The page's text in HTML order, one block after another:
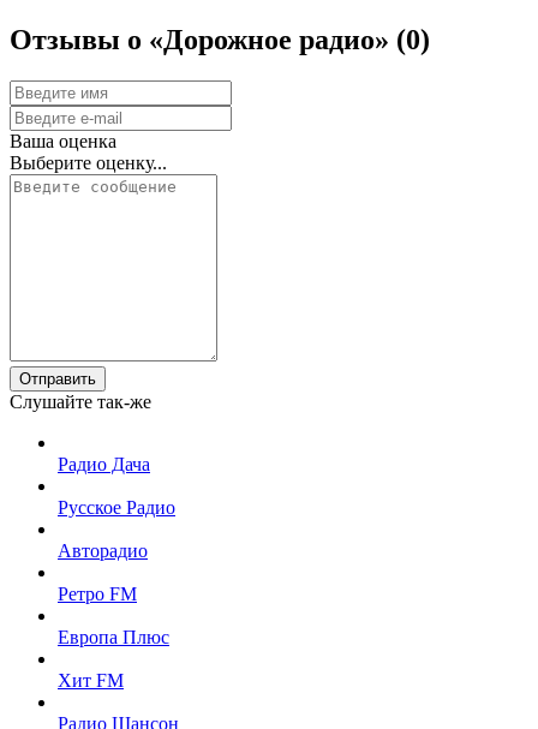
Отзывы о «Дорожное радио» (0)
Ваша оценка
Выберите оценку...
Отправить
Слушайте так-же
Радио Дача
Русское Радио
Авторадио
Ретро FM
Европа Плюс
Хит FM
Радио Шансон